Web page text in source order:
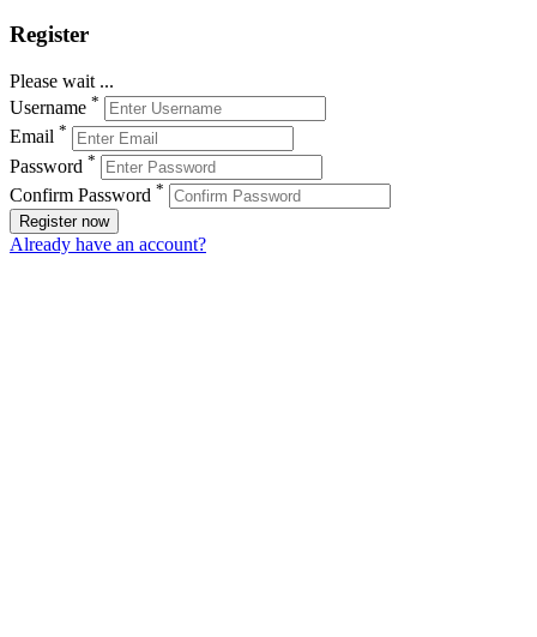
Register
Please wait ...
Username *
Email *
Password *
Confirm Password *
Register now
Already have an account?